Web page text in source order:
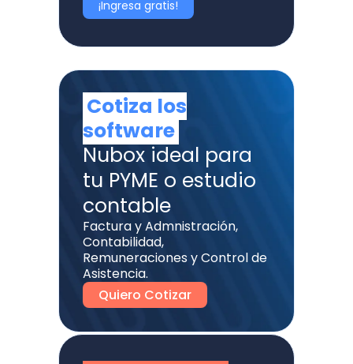
¡Ingresa gratis!
Cotiza los
software
Nubox ideal para
tu PYME o estudio
contable
Factura y Admnistración,
Contabilidad,
Remuneraciones y Control de
Asistencia.
Quiero Cotizar